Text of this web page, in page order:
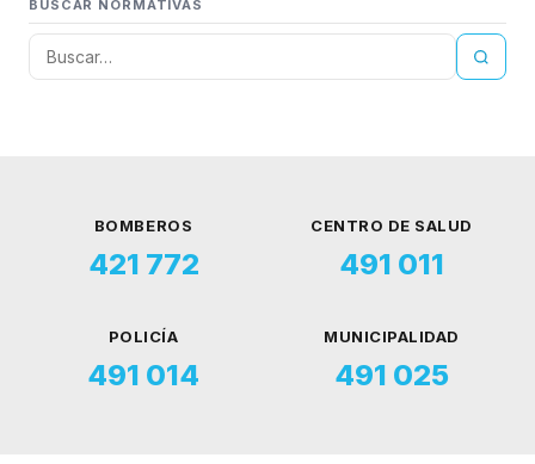
BUSCAR NORMATIVAS
BOMBEROS
421 772
CENTRO DE SALUD
491 011
POLICÍA
491 014
MUNICIPALIDAD
491 025